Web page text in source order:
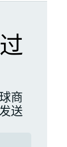
商
送